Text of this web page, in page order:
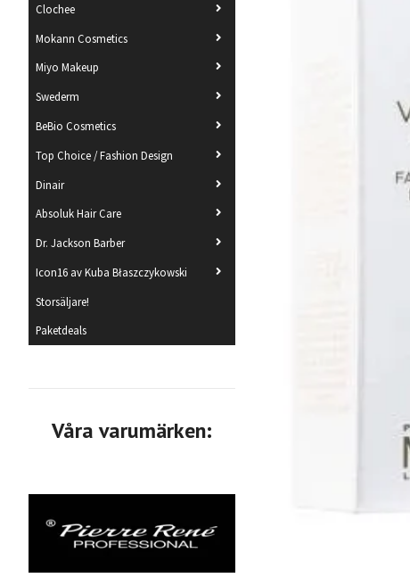
Clochee
Mokann Cosmetics
Miyo Makeup
Swederm
BeBio Cosmetics
Top Choice / Fashion Design
Dinair
Absoluk Hair Care
Dr. Jackson Barber
Icon16 av Kuba Błaszczykowski
Storsäljare!
Paketdeals
Våra varumärken: